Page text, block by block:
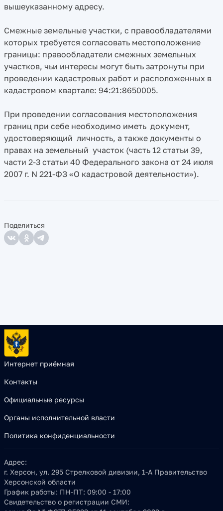
вышеуказанному адресу.
Смежные земельные участки, с правообладателями
которых требуется согласовать местоположение
границы: правообладатели смежных земельных
участков, чьи интересы могут быть затронуты при
проведении кадастровых работ и расположенных в
кадастровом квартале: 94:21:8650005.
При проведении согласования местоположения
границ при себе необходимо иметь документ,
удостоверяющий личность, а также документы о
правах на земельный участок (часть 12 статьи 39,
части 2-3 статьи 40 Федерального закона от 24 июля
2007 г. N 221-ФЗ «О кадастровой деятельности»).
Поделиться
Интернет приёмная
Контакты
Официальные ресурсы
Органы исполнительной власти
Политика конфиденциальности
Адрес:
г. Херсон, ул. 295 Стрелковой дивизии, 1-А Правительство
Херсонской области
График работы: ПН-ПТ: 09:00 - 17:00
Свидетельство о регистрации СМИ: